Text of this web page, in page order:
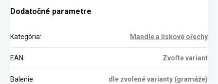
Dodatočné parametre
Kategória: Mandle a lískové ořechy
EAN: Zvoľte variant
Balenie: dle zvolené varianty (gramáže)